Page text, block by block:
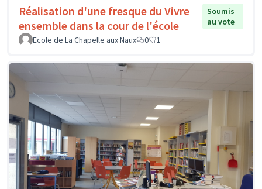
Réalisation d'une fresque du Vivre
ensemble dans la cour de l'école
Soumis
au vote
Ecole de La Chapelle aux Naux
0 1